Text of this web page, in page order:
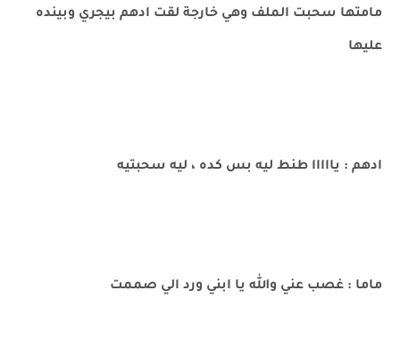
مامتها سحبت الملف وهي خارجة لقت ادهم بيجري وبينده
عليها
ادهم : يااااا طنط ليه بس كده ، ليه سحبتيه
ماما : غصب عني والله يا ابني ورد الي صممت